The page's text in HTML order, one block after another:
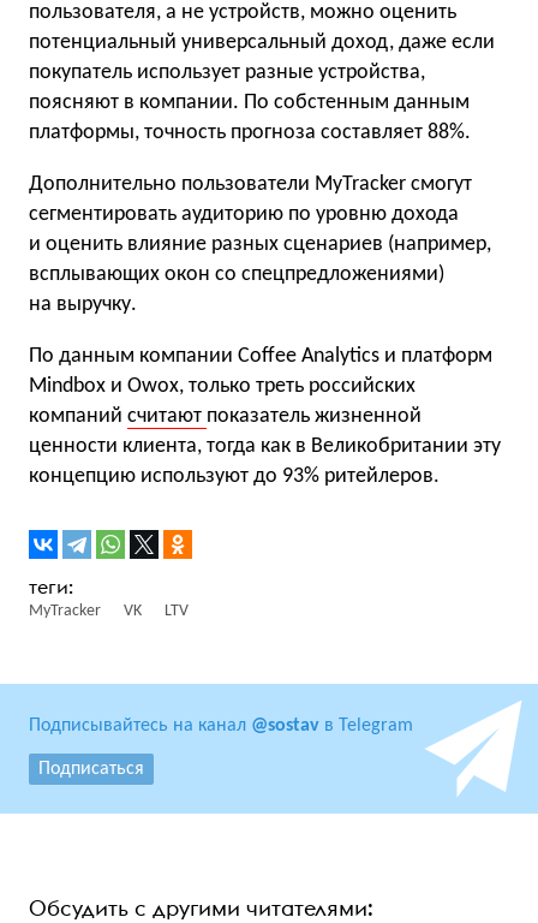
пользователя, а не устройств, можно оценить
потенциальный универсальный доход, даже если
покупатель использует разные устройства,
поясняют в компании. По собстенным данным
платформы, точность прогноза составляет 88%.
Дополнительно пользователи MyTracker смогут
сегментировать аудиторию по уровню дохода
и оценить влияние разных сценариев (например,
всплывающих окон со спецпредложениями)
на выручку.
По данным компании Coffee Analytics и платформ
Mindbox и Owox, только треть российских
компаний считают показатель жизненной
ценности клиента, тогда как в Великобритании эту
концепцию используют до 93% ритейлеров.
MyTracker VK LTV
Подписывайтесь на канал @sostav в Telegram
Подписаться
Обсудить с другими читателями: